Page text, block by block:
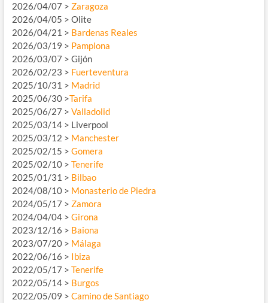
2026/04/07 > Zaragoza
2026/04/05 > Olite
2026/04/21 > Bardenas Reales
2026/03/19 > Pamplona
2026/03/07 > Gijón
2026/02/23 > Fuerteventura
2025/10/31 > Madrid
2025/06/30 >Tarifa
2025/06/27 > Valladolid
2025/03/14 > Liverpool
2025/03/12 > Manchester
2025/02/15 > Gomera
2025/02/10 > Tenerife
2025/01/31 > Bilbao
2024/08/10 > Monasterio de Piedra
2024/05/17 > Zamora
2024/04/04 > Girona
2023/12/16 > Baiona
2023/07/20 > Málaga
2022/06/16 > Ibiza
2022/05/17 > Tenerife
2022/05/14 > Burgos
2022/05/09 > Camino de Santiago